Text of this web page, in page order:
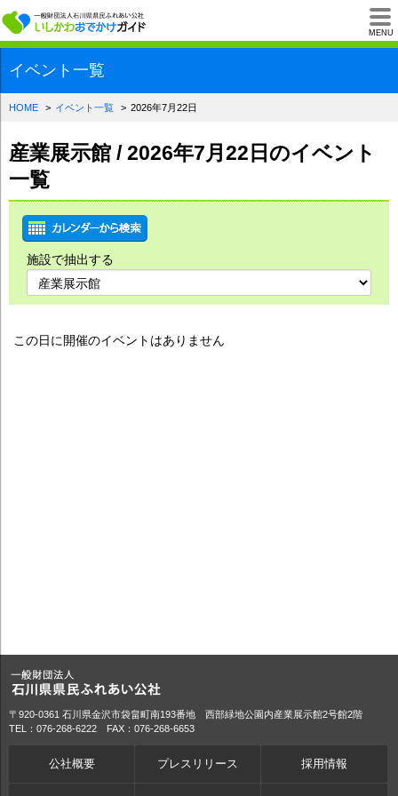
MENU
一般財団法人石川
イベント一覧
HOME イベント一覧 2026年7月22日
産業展示館 / 2026年7月22日のイベント
一覧
施設で抽出する
この日に開催のイベントはありません
〒920-0361 石川県金沢市袋畠町南193番地 西部緑地公園内産業展示館2号館2階
TEL：076-268-6222 FAX：076-268-6653
公社概要 プレスリリース 採用情報